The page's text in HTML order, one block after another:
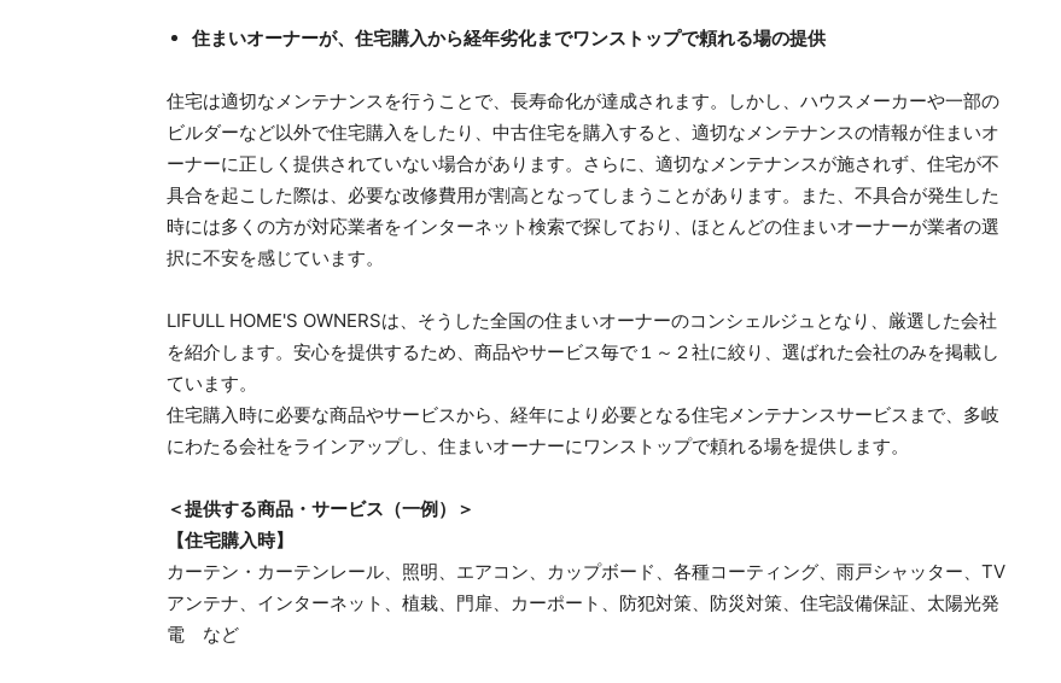
住まいオーナーが、住宅購入から経年劣化までワンストップで頼れる場の提供
住宅は適切なメンテナンスを行うことで、長寿命化が達成されます。しかし、ハウスメーカーや一部の
ビルダーなど以外で住宅購入をしたり、中古住宅を購入すると、適切なメンテナンスの情報が住まいオ
ーナーに正しく提供されていない場合があります。さらに、適切なメンテナンスが施されず、住宅が不
具合を起こした際は、必要な改修費用が割高となってしまうことがあります。また、不具合が発生した
時には多くの方が対応業者をインターネット検索で探しており、ほとんどの住まいオーナーが業者の選
択に不安を感じています。
LIFULL HOME'S OWNERSは、そうした全国の住まいオーナーのコンシェルジュとなり、厳選した会社
を紹介します。安心を提供するため、商品やサービス毎で１～２社に絞り、選ばれた会社のみを掲載し
ています。
住宅購入時に必要な商品やサービスから、経年により必要となる住宅メンテナンスサービスまで、多岐
にわたる会社をラインアップし、住まいオーナーにワンストップで頼れる場を提供します。
＜提供する商品・サービス（一例）＞
【住宅購入時】
カーテン・カーテンレール、照明、エアコン、カップボード、各種コーティング、雨戸シャッター、TV
アンテナ、インターネット、植栽、門扉、カーポート、防犯対策、防災対策、住宅設備保証、太陽光発
電 など